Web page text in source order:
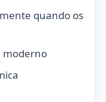
quando os
moderno